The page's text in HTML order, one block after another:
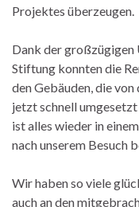
Projektes überzeugen.
Dank der großzügigen
Stiftung konnten die
den Gebäuden, die
jetzt schnell
ist alles wieder in
nach unserem Besuch
Wir haben so viele
auch an den